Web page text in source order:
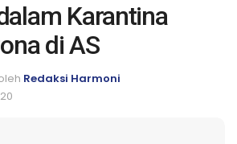
Karantina
di AS
Redaksi Harmoni